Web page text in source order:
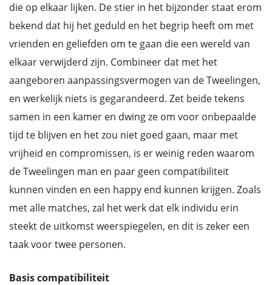
die op elkaar lijken. De stier in het bijzonder staat erom
bekend dat hij het geduld en het begrip heeft om met
vrienden en geliefden om te gaan die een wereld van
elkaar verwijderd zijn. Combineer dat met het
aangeboren aanpassingsvermogen van de Tweelingen,
en werkelijk niets is gegarandeerd. Zet beide tekens
samen in een kamer en dwing ze om voor onbepaalde
tijd te blijven en het zou niet goed gaan, maar met
vrijheid en compromissen, is er weinig reden waarom
de Tweelingen man en paar geen compatibiliteit
kunnen vinden en een happy end kunnen krijgen. Zoals
met alle matches, zal het werk dat elk individu erin
steekt de uitkomst weerspiegelen, en dit is zeker een
taak voor twee personen.
Basis compatibiliteit